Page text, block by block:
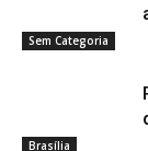
Sem Categoria
Brasília